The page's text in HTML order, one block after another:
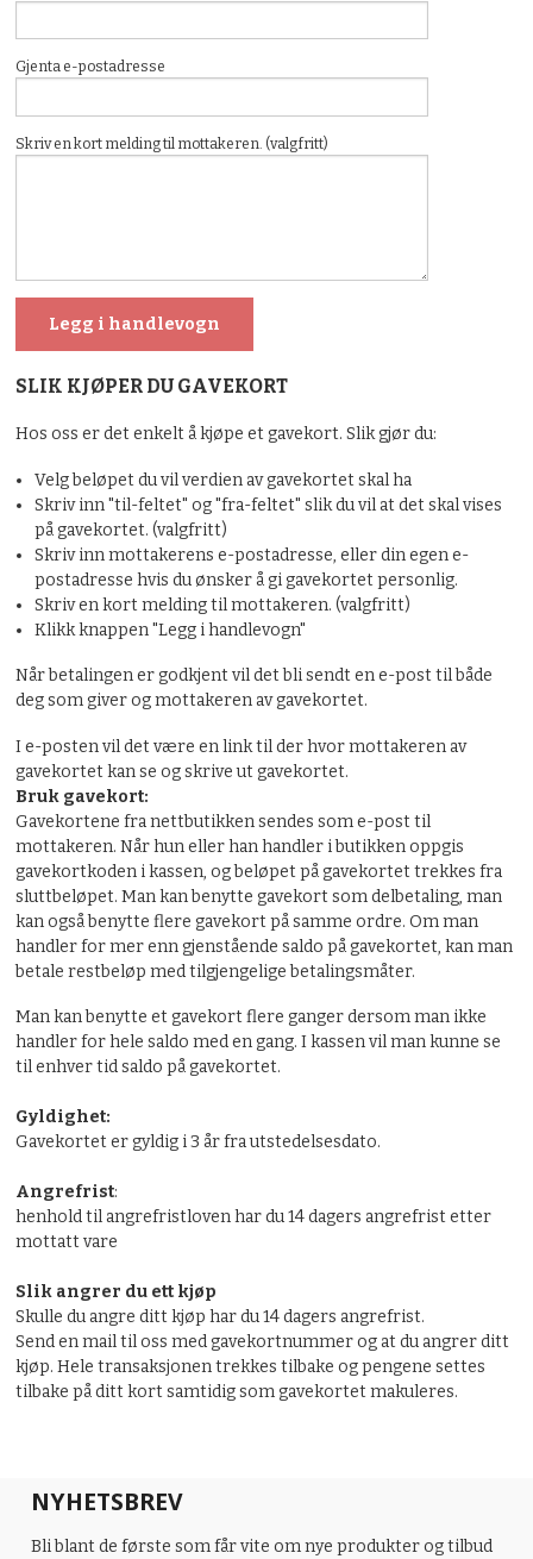
Gjenta e-postadresse
Skriv en kort melding til mottakeren. (valgfritt)
SLIK KJØPER DU GAVEKORT
Hos oss er det enkelt å kjøpe et gavekort. Slik gjør du:
Velg beløpet du vil verdien av gavekortet skal ha
Skriv inn "til-feltet" og "fra-feltet" slik du vil at det skal vises
på gavekortet. (valgfritt)
Skriv inn mottakerens e-postadresse, eller din egen e-
postadresse hvis du ønsker å gi gavekortet personlig.
Skriv en kort melding til mottakeren. (valgfritt)
Klikk knappen "Legg i handlevogn"
Når betalingen er godkjent vil det bli sendt en e-post til både
deg som giver og mottakeren av gavekortet.
I e-posten vil det være en link til der hvor mottakeren av
gavekortet kan se og skrive ut gavekortet.
Bruk gavekort:
Gavekortene fra nettbutikken sendes som e-post til
mottakeren. Når hun eller han handler i butikken oppgis
gavekortkoden i kassen, og beløpet på gavekortet trekkes fra
sluttbeløpet. Man kan benytte gavekort som delbetaling, man
kan også benytte flere gavekort på samme ordre. Om man
handler for mer enn gjenstående saldo på gavekortet, kan man
betale restbeløp med tilgjengelige betalingsmåter.
Man kan benytte et gavekort flere ganger dersom man ikke
handler for hele saldo med en gang. I kassen vil man kunne se
til enhver tid saldo på gavekortet.
Gyldighet:
Gavekortet er gyldig i 3 år fra utstedelsesdato.
Angrefrist:
henhold til angrefristloven har du 14 dagers angrefrist etter
mottatt vare
Slik angrer du ett kjøp
Skulle du angre ditt kjøp har du 14 dagers angrefrist.
Send en mail til oss med gavekortnummer og at du angrer ditt
kjøp. Hele transaksjonen trekkes tilbake og pengene settes
tilbake på ditt kort samtidig som gavekortet makuleres.
NYHETSBREV
Bli blant de første som får vite om nye produkter og tilbud